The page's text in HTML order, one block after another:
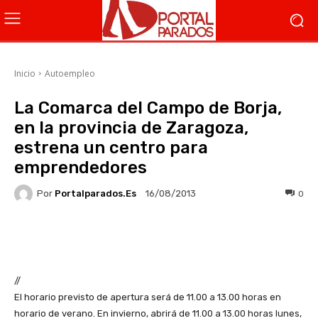
Inicio Autoempleo
La Comarca del Campo de Borja,
en la provincia de Zaragoza,
estrena un centro para
emprendedores
Por Portalparados.es 16/08/2013 0
//
El horario previsto de apertura será de 11.00 a 13.00 horas en
horario de verano. En invierno, abrirá de 11.00 a 13.00 horas lunes,